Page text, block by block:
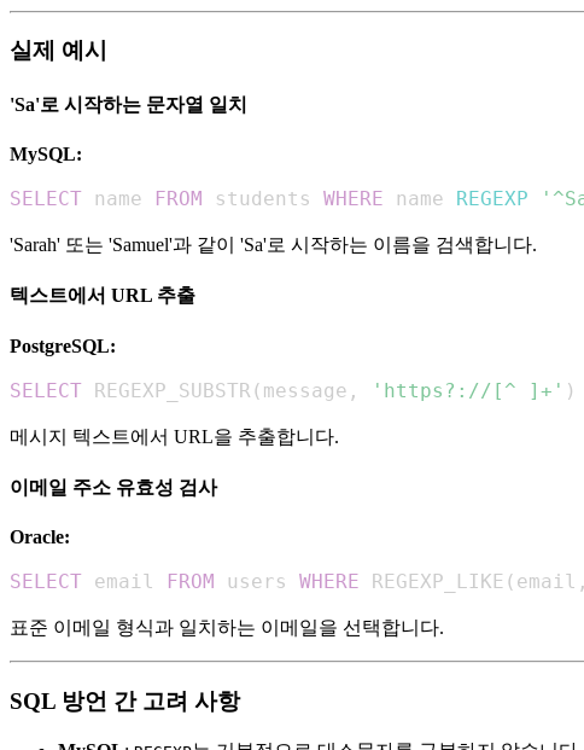
실제 예시
'Sa'로 시작하는 문자열 일치
MySQL:
SELECT name FROM students WHERE name REGEXP
'Sarah' 또는 'Samuel'과 같이 'Sa'로 시작하는 이름을 검색합니다.
텍스트에서 URL 추출
PostgreSQL:
SELECT REGEXP_SUBSTR ( message , 'https?://[^ ]+' )
메시지 텍스트에서 URL을 추출합니다.
이메일 주소 유효성 검사
Oracle:
SELECT email FROM users WHERE REGEXP_LIKE ( email ,
표준 이메일 형식과 일치하는 이메일을 선택합니다.
SQL 방언 간 고려 사항